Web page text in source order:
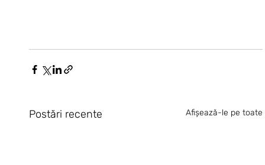
Postări recente Afișează-le pe toate